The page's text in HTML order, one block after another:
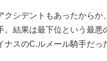
シデントもあったからか
。結果は最下位という最悪
ナスのC.ルメール騎手だっ